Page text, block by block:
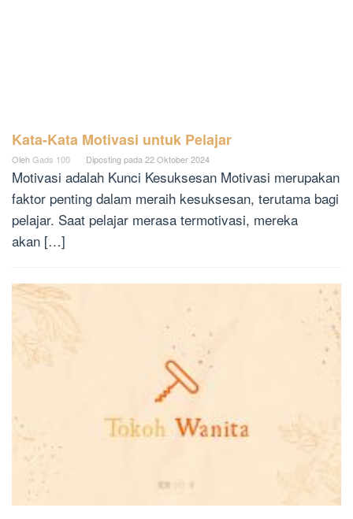
Kata-Kata Motivasi untuk Pelajar
OlehGads 100 Diposting pada 22 Oktober 2024
Motivasi adalah Kunci Kesuksesan Motivasi merupakan
faktor penting dalam meraih kesuksesan, terutama bagi
pelajar. Saat pelajar merasa termotivasi, mereka
akan […]